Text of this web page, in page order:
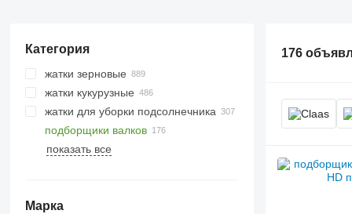
Категория
жатки зерновые
жатки кукурузные
жатки для уборки подсолнечника
подборщики валков
показать все
Марка
176